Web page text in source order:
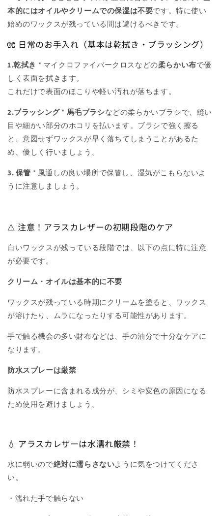
本的にはオイルやクリームでの保湿は不要です。特に使い
始めのワックスが残っている間は避けるべきです。
🧤 日常のお手入れ（基本は乾拭き・ブラッシング）
1.乾拭き * マイクロファイバークロスなどの柔らかい布で優
しく表面を拭きます。
これだけで表面のほこりや軽い汚れが落ちます。
2.ブラッシング* 馬毛ブラシなどの柔らかいブラシで、縫い
目や細かい部分のホコリを払います。ブラシで強く擦る
と、意図せずワックスが早く落ちてしまうことがあるた
め、優しく行いましょう。
3. 保管 * 風通しの良い場所で保管し、湿気がこもらないよ
うに注意しましょう。
⚠️ 注意！アラスカレザーの初期段階のケア
白いワックスが残っている段階では、以下の点に特に注意
が必要です。
クリーム・オイルは基本的に不要
ワックスが残っている時期にクリームを塗ると、ワックス
が溶けたり、ムラになったりする可能性があります。
手で触る機会の多い財布などは、手の油分で十分なケアに
なります。
防水スプレーは厳禁
防水スプレーに含まれる成分が、シミや変色の原因になる
ため使用を避けましょう。
💧 アラスカレザーは水濡れ厳禁！
水に弱いので絶対に濡らさないように気をつけてくださ
い。
・濡れた手で触らない